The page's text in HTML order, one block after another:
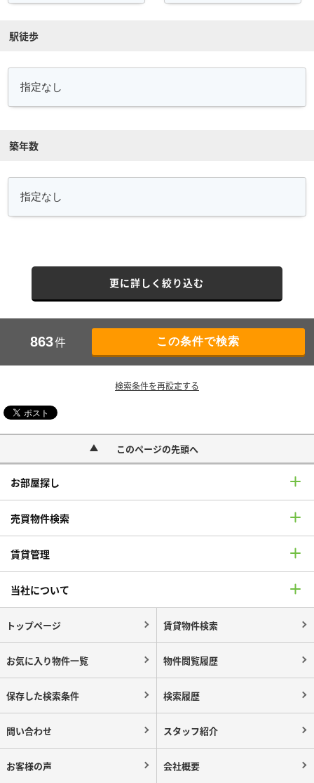
駅徒歩
築年数
更に詳しく絞り込む
863件
検索条件を再設定する
このページの先頭へ
お部屋探し
売買物件検索
賃貸管理
当社について
トップページ 賃貸物件検索
お気に入り物件一覧 物件閲覧履歴
保存した検索条件 検索履歴
問い合わせ スタッフ紹介
お客様の声 会社概要